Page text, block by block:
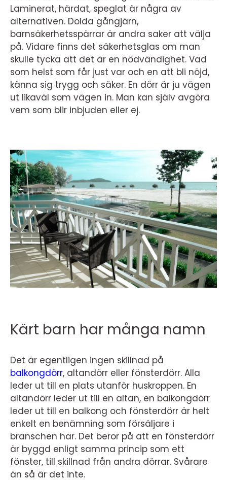
Laminerat, härdat, speglat är några av
alternativen. Dolda gångjärn,
barnsäkerhetsspärrar är andra saker att välja
på. Vidare finns det säkerhetsglas om man
skulle tycka att det är en nödvändighet. Vad
som helst som får just var och en att bli nöjd,
känna sig trygg och säker. En dörr är ju vägen
ut likaväl som vägen in. Man kan själv avgöra
vem som blir inbjuden eller ej.
Kärt barn har många namn
Det är egentligen ingen skillnad på
balkongdörr, altandörr eller fönsterdörr. Alla
leder ut till en plats utanför huskroppen. En
altandörr leder ut till en altan, en balkongdörr
leder ut till en balkong och fönsterdörr är helt
enkelt en benämning som försäljare i
branschen har. Det beror på att en fönsterdörr
är byggd enligt samma princip som ett
fönster, till skillnad från andra dörrar. Svårare
än så är det inte.